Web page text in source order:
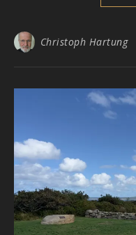
Christoph Hartung